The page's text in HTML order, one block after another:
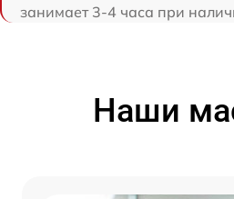
занимает 3-4 часа при
Наши